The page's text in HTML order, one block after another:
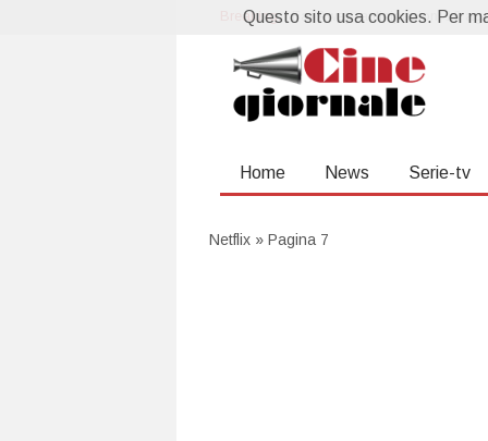
Breaking:
La prossima settimana al
Home News Serie-tv
Netflix » Pagina 7
Questo sito usa cookies. Per